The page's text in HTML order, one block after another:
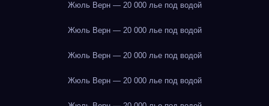
Жюль Верн — 20 000 лье под водой
Жюль Верн — 20 000 лье под водой
Жюль Верн — 20 000 лье под водой
Жюль Верн — 20 000 лье под водой